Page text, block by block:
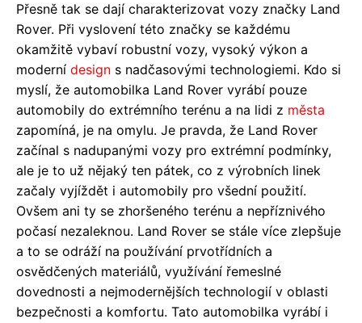
Přesně tak se dají charakterizovat vozy značky Land
Rover. Při vyslovení této značky se každému
okamžitě vybaví robustní vozy, vysoký výkon a
moderní design s nadčasovými technologiemi. Kdo si
myslí, že automobilka Land Rover vyrábí pouze
automobily do extrémního terénu a na lidi z města
zapomíná, je na omylu. Je pravda, že Land Rover
začínal s nadupanými vozy pro extrémní podmínky,
ale je to už nějaký ten pátek, co z výrobních linek
začaly vyjíždět i automobily pro všední použití.
Ovšem ani ty se zhoršeného terénu a nepříznivého
počasí nezaleknou. Land Rover se stále více zlepšuje
a to se odráží na používání prvotřídních a
osvědčených materiálů, využívání řemeslné
dovednosti a nejmodernějších technologií v oblasti
bezpečnosti a komfortu. Tato automobilka vyrábí i